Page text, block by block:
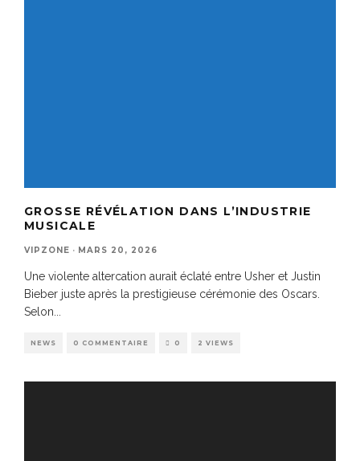
GROSSE RÉVÉLATION DANS L’INDUSTRIE
MUSICALE
VIPZONE · MARS 20, 2026
Une violente altercation aurait éclaté entre Usher et Justin
Bieber juste après la prestigieuse cérémonie des Oscars.
Selon
NEWS 0 COMMENTAIRE 0 2 VIEWS